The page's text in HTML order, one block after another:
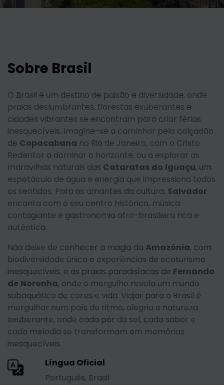
Sobre Brasil
O Brasil é um destino de paixão e diversidade, onde
praias deslumbrantes, florestas exuberantes e
cidades vibrantes se encontram para criar férias
inesquecíveis. Imagine-se a caminhar pelo calçadão
de Copacabana no Rio de Janeiro, com o Cristo
Redentor a dominar o horizonte, ou a explorar as
maravilhas naturais das Cataratas do Iguaçu, um
espetáculo de água e energia que impressiona todos
os sentidos. Para os amantes da cultura, Salvador
encanta com o seu centro histórico, música
contagiante e gastronomia afro-brasileira rica e
autêntica.
Não deixe de conhecer a magia da Amazónia, com
biodiversidade única e experiências de ecoturismo
inesquecíveis, e as praias paradisíacas de Fernando
de Noronha, onde o mergulho revela um mundo
subaquático de cores e vida. Viajar para o Brasil é
mergulhar num país de ritmo, alegria e natureza
exuberante, onde cada pôr do sol, cada sabor e
cada melodia se transformam em memórias
inesquecíveis.
Língua Oficial
Português, Brasil